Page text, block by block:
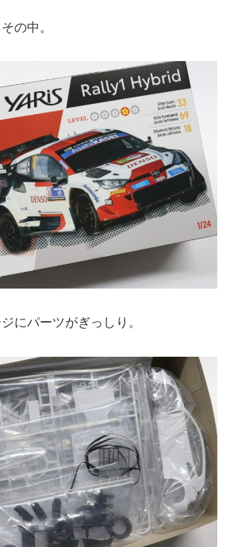
の中。
にパーツがぎっしり。